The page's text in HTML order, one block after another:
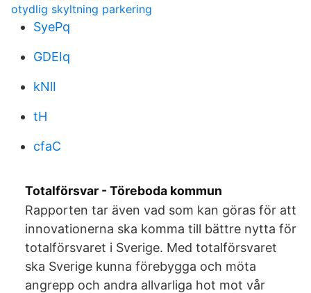
otydlig skyltning parkering
SyePq
GDEIq
kNlI
tH
cfaC
Totalförsvar - Töreboda kommun
Rapporten tar även vad som kan göras för att
innovationerna ska komma till bättre nytta för
totalförsvaret i Sverige. Med totalförsvaret
ska Sverige kunna förebygga och möta
angrepp och andra allvarliga hot mot vår